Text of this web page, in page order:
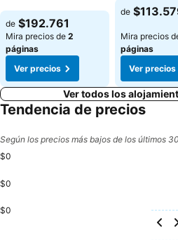
Ver precios
de $192.761
Mira precios de 2
páginas
Ver precios
Ver precios
de
Mira precios
páginas
Ver precios
Ver todos los
Tendencia de precios
Según los precios más bajos de los últimos
$0
$0
$0